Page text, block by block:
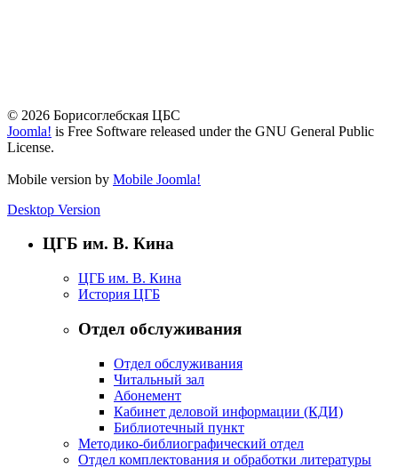
© 2026 Борисоглебская ЦБС
Joomla! is Free Software released under the GNU General Public
License.
Mobile version by Mobile Joomla!
Desktop Version
ЦГБ им. В. Кина
ЦГБ им. В. Кина
История ЦГБ
Отдел обслуживания
Отдел обслуживания
Читальный зал
Абонемент
Кабинет деловой информации (КДИ)
Библиотечный пункт
Методико-библиографический отдел
Отдел комплектования и обработки литературы